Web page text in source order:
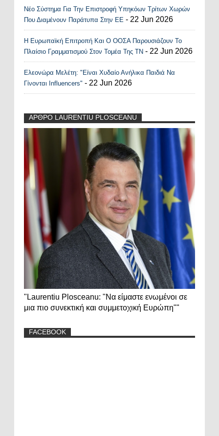
Νέο Σύστημα Για Την Επιστροφή Υπηκόων Τρίτων Χωρών
Που Διαμένουν Παράτυπα Στην ΕΕ - 22 Jun 2026
Η Ευρωπαϊκή Επιτροπή Και Ο ΟΟΣΑ Παρουσιάζουν Το
Πλαίσιο Γραμματισμού Στον Τομέα Της ΤΝ - 22 Jun 2026
Ελεονώρα Μελέτη: "Είναι Χυδαίο Ανήλικα Παιδιά Να
Γίνονται Influencers" - 22 Jun 2026
ΑΡΘΡΟ LAURENTIU PLOSCEANU
"Laurentiu Plosceanu: "Να είμαστε ενωμένοι σε
μια πιο συνεκτική και συμμετοχική Ευρώπη""
FACEBOOK